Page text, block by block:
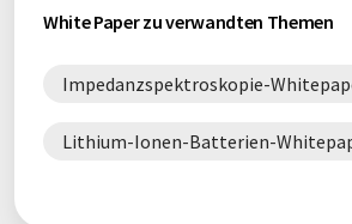
White Paper zu verwandten Themen
Impedanzspektroskopie-
Lithium-Ionen-Batterien-